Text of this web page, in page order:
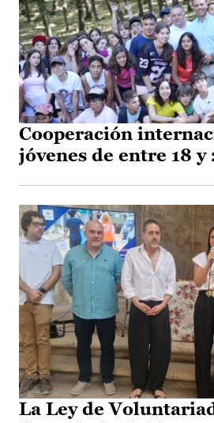
Cooperación
jóvenes de entre 18 y
La Ley de